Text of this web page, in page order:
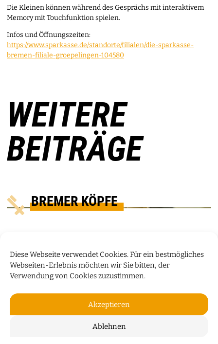
Diese Webseite verwendet Cookies. Für ein bestmögliches
Webseiten-Erlebnis möchten wir Sie bitten, der
Verwendung von Cookies zuzustimmen.
Akzeptieren
Ablehnen
Die Kleinen können während des Gesprächs mit interaktivem
Memory mit Touchfunktion spielen.
Infos und Öffnungszeiten:
https://www.sparkasse.de/standorte/filialen/die-sparkasse-
bremen-filiale-groepelingen-104580
WEITERE
BEITRÄGE
BREMER KÖPFE